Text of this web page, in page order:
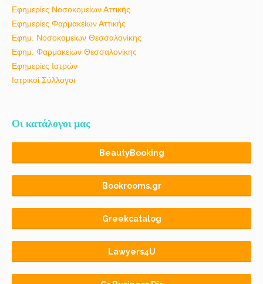
Εφημερίες Νοσοκομείων Αττικής
Εφημερίες Φαρμακείων Αττικής
Εφημ. Νοσοκομείων Θεσσαλονίκης
Εφημ. Φαρμακείων Θεσσαλονίκης
Εφημερίες Ιατρών
Ιατρικοί Σύλλογοι
Οι κατάλογοι μας
BeautyBooking
Bookrooms.gr
Greekcatalog
Lawyers4U